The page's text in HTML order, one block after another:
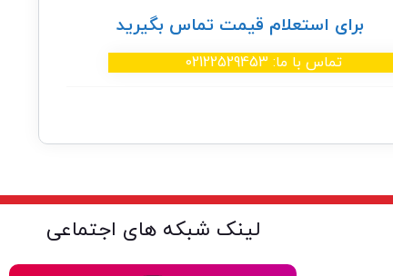
برای استعلام قیمت تماس بگیرید
تماس با ما: 02122529453
لینک شبکه های اجتماعی